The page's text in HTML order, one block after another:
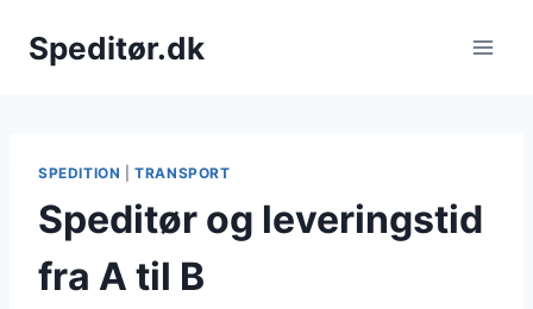
Speditør.dk
SPEDITION |TRANSPORT
Speditør og leveringstid
fra A til B